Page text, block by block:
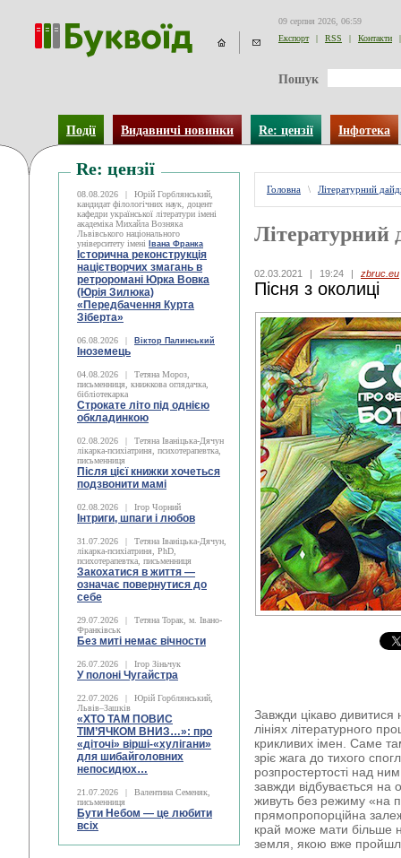
09 серпня 2026, 06:59
Експорт
| RSS | Контакти |
Пошук
Події Видавничі новинки Re: цензії Інфотека
Re: цензії
08.08.2026 |
Юрій Горблянський,
кандидат філологічних наук, доцент
кафедри української літератури імені
академіка Михайла Возняка
Львівського національного
університету імені
Івана Франка
Історична реконструкція
націєтворчих змагань в
ретроромані Юрка Вовка
(Юрія Зилюка)
«Передбачення Курта
Зіберта»
06.08.2026 | Віктор Палинський
Іноземець
04.08.2026 |
Тетяна Мороз,
письменниця, книжкова оглядачка,
бібліотекарка
Строкате літо під однією
обкладинкою
02.08.2026 |
Тетяна Іваніцька-Дячун
лікарка-психіатриня, психотерапевтка,
письменниця
Після цієї книжки хочеться
подзвонити мамі
02.08.2026 | Ігор Чорний
Інтриги, шпаги і любов
31.07.2026 |
Тетяна Іваніцька-Дячун,
лікарка-психіатриня, PhD,
психотерапевтка, письменниця
Закохатися в життя —
означає повернутися до
себе
29.07.2026 |
Тетяна Торак, м. Івано-
Франківськ
Без миті немає вічности
26.07.2026 | Ігор Зіньчук
У полоні Чугайстра
22.07.2026 |
Юрій Горблянський,
Львів–Зашків
«ХТО ТАМ ПОВИС
ТІМ’ЯЧКОМ ВНИЗ…»: про
«діточі» вірші-«хулігани»
для шибайголовних
непосидюх…
21.07.2026 |
Валентина Семеняк,
письменниця
Бути Небом ― це любити
всіх
Головна \ Літературний
Літературний
02.03.2021 | 19:24 | zbruc.eu
Пісня з околиці
Завжди цікаво дивитися
лініях літературного
крикливих імен. Саме
зріє жага до тихого
розпростертості над
завжди відбувається
живуть без режиму «на
прямопропорційна
край може мати більше
земля, якою вже